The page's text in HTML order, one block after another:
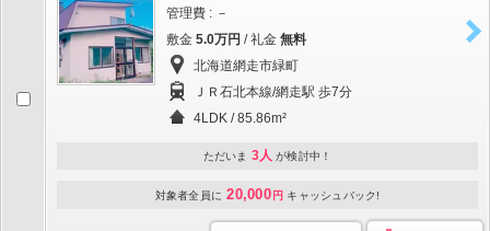
管理費 : －
敷金 5.0万円 / 礼金 無料
北海道網走市緑町
ＪＲ石北本線/網走駅 歩7分
4LDK / 85.86m²
ただいま 3人 が検討中！
対象者全員に 20,000 円 キャッシュバック!